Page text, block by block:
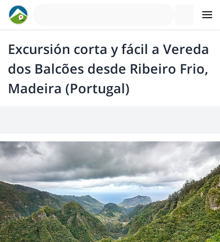
Excursión corta y fácil a Vereda
dos Balcões desde Ribeiro Frio,
Madeira (Portugal)